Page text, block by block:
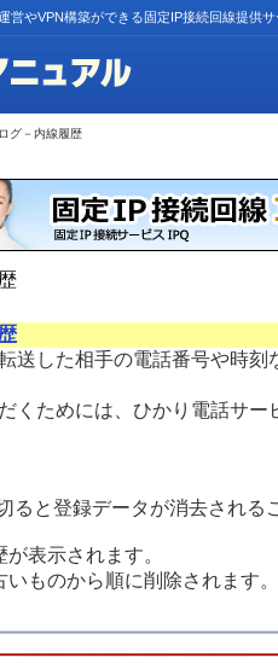
営やVPN構築ができる固定IP接続回線提供
グ－内線履歴
送した相手の電話番号や時刻
くためには、ひかり電話サー
ると登録データが消去される
表示されます。
いものから順に削除されます。